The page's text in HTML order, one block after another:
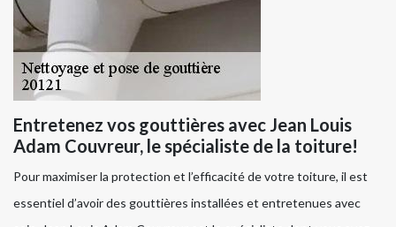
Entretenez vos gouttières avec Jean Louis
Adam Couvreur, le spécialiste de la toiture!
Pour maximiser la protection et l’efficacité de votre toiture, il est
essentiel d’avoir des gouttières installées et entretenues avec